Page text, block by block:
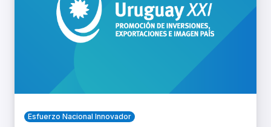
Esfuerzo Nacional Innovador